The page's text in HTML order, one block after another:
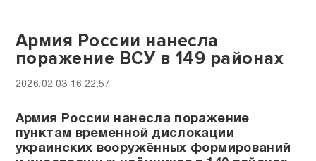
Армия России нанесла
поражение ВСУ в 149 районах
2026.02.03 16:22:57
Армия России нанесла поражение
пунктам временной дислокации
украинских вооружённых формирований